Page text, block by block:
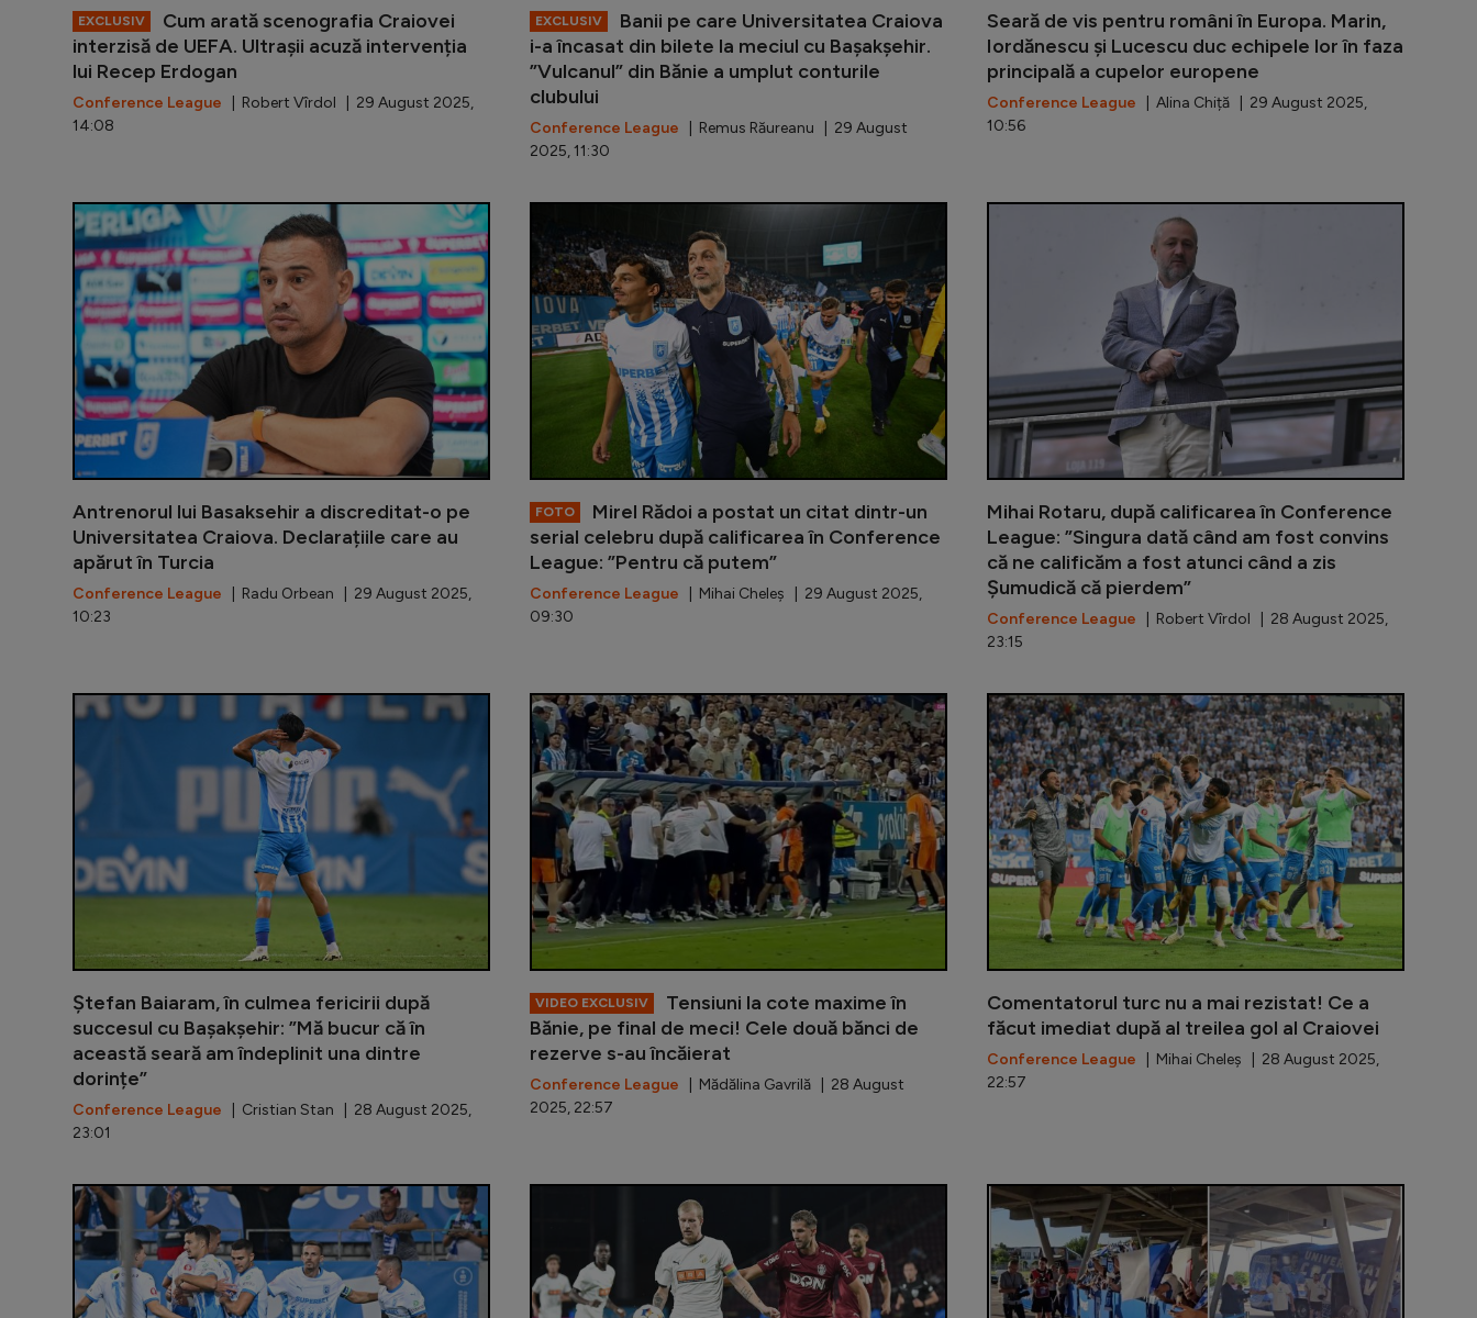
EXCLUSIV
Cum arată scenografia Craiovei
interzisă de UEFA. Ultrașii acuză intervenția
lui Recep Erdogan
Conference League | Robert Vîrdol | 29 August 2025,
14:08
EXCLUSIV
Banii pe care Universitatea Craiova
i-a încasat din bilete la meciul cu Bașakșehir.
”Vulcanul” din Bănie a umplut conturile
clubului
Conference League | Remus Răureanu | 29 August
2025, 11:30
Seară de vis pentru români în Europa. Marin,
Iordănescu și Lucescu duc echipele lor în faza
principală a cupelor europene
Conference League | Alina Chiță | 29 August 2025,
10:56
Antrenorul lui Basaksehir a discreditat-o pe
Universitatea Craiova. Declarațiile care au
apărut în Turcia
Conference League | Radu Orbean | 29 August 2025,
10:23
Antrenorul lui Basaksehir a discreditat-o pe Universitatea
FOTO
Mirel Rădoi a postat un citat dintr-un
serial celebru după calificarea în Conference
League: ”Pentru că putem”
Conference League | Mihai Cheleș | 29 August 2025,
09:30
Mihai Rotaru, după calificarea în Conference
League: ”Singura dată când am fost convins
că ne calificăm a fost atunci când a zis
Șumudică că pierdem”
Conference League | Robert Vîrdol | 28 August 2025,
23:15
Ștefan Baiaram, în culmea fericirii după
succesul cu Bașakșehir: ”Mă bucur că în
această seară am îndeplinit una dintre
dorințe”
Conference League | Cristian Stan | 28 August 2025,
23:01
Ștefan Baiaram, în culmea fericirii după succesul cu
VIDEO EXCLUSIV
Tensiuni la cote maxime în
Bănie, pe final de meci! Cele două bănci de
rezerve s-au încăierat
Conference League | Mădălina Gavrilă | 28 August
2025, 22:57
Tensiuni la
Comentatorul turc nu a mai rezistat! Ce a
făcut imediat după al treilea gol al Craiovei
Conference League | Mihai Cheleș | 28 August 2025,
22:57
Universitatea Craiova - Bașakșehir 3-1. Nebunie înCFR Cluj -